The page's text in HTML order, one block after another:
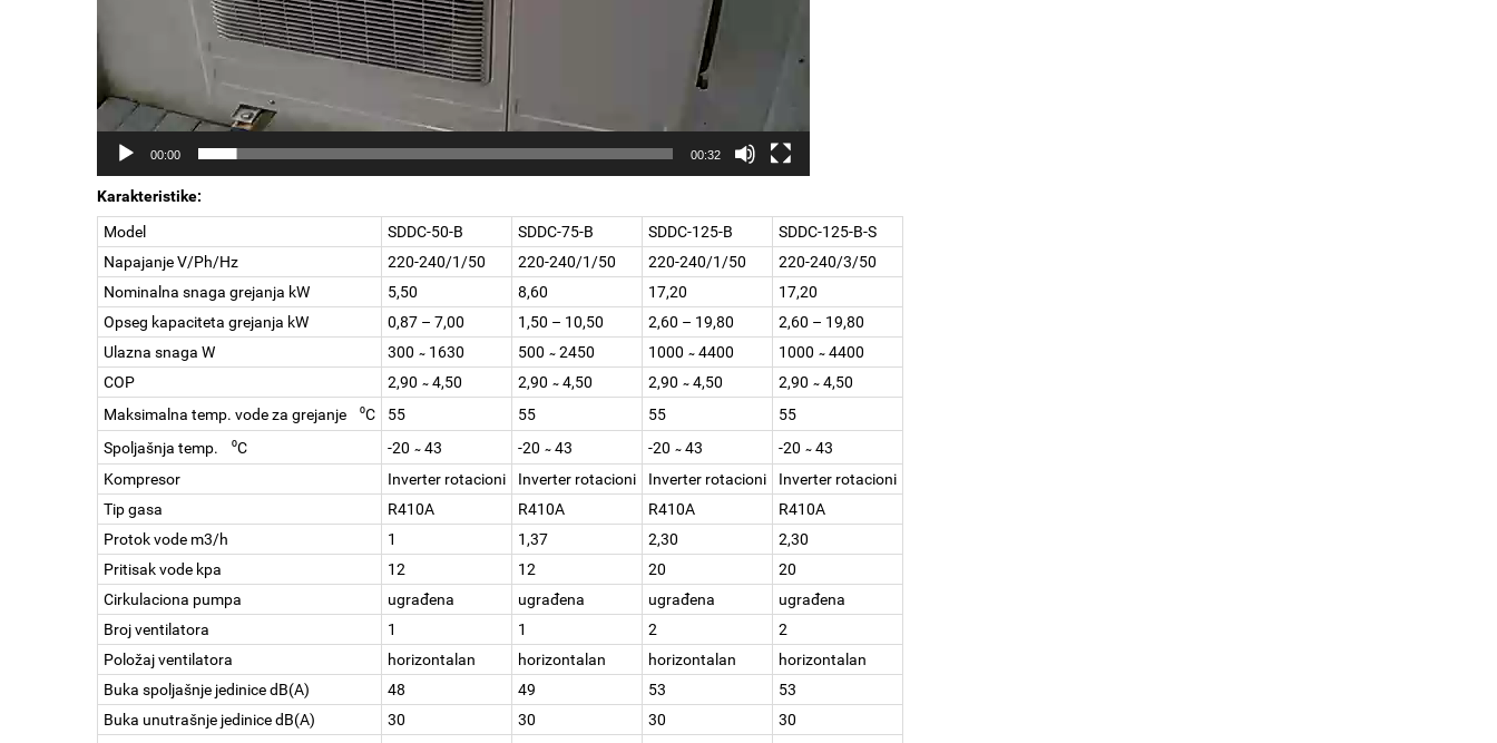
00:00 00:32
Karakteristike:
Model
SDDC-50-B SDDC-75-B SDDC-125-B
SDDC-125-B-S
Napajanje V/Ph/Hz
220-240/1/50 220-240/1/50 220-240/1/50
220-240/3/50
Nominalna snaga grejanja kW
5,50 8,60 17,20
17,20
Opseg kapaciteta grejanja kW
0,87 – 7,00 1,50 – 10,50 2,60 – 19,80
2,60 – 19,80
Ulazna snaga W
300 ̴ 1630 500 ̴ 2450 1000 ̴ 4400
1000 ̴ 4400
COP
2,90 ̴ 4,50 2,90 ̴ 4,50 2,90 ̴ 4,50
2,90 ̴ 4,50
Maksimalna temp. vode za grejanje ⁰C
55 55 55
55
Spoljašnja temp. ⁰C
-20 ̴ 43 -20 ̴ 43 -20 ̴ 43
-20 ̴ 43
Kompresor
Inverter rotacioni Inverter rotacioni Inverter rotacioni
Inverter rotacioni
Tip gasa
R410A R410A R410A
R410A
Protok vode m3/h
1 1,37 2,30
2,30
Pritisak vode kpa
12 12 20
20
Cirkulaciona pumpa
ugrađena ugrađena ugrađena
ugrađena
Broj ventilatora
1 1 2
2
Položaj ventilatora
horizontalan horizontalan horizontalan
horizontalan
Buka spoljašnje jedinice dB(A)
48 49 53
53
Buka unutrašnje jedinice dB(A)
30 30 30
30